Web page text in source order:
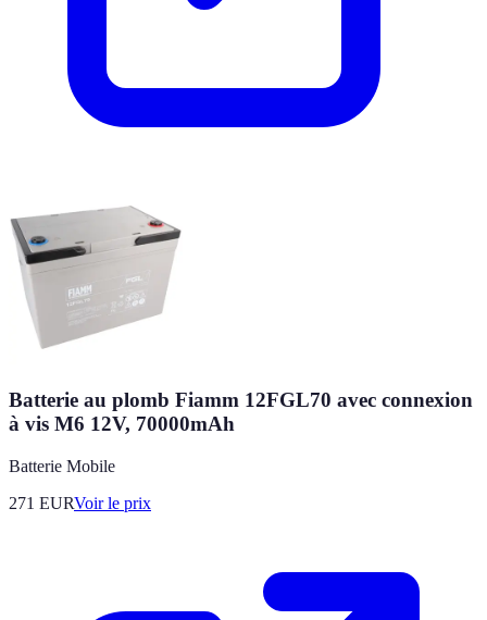
Batterie au plomb Fiamm 12FGL70 avec connexion
à vis M6 12V, 70000mAh
Batterie Mobile
271 EURVoir le prix